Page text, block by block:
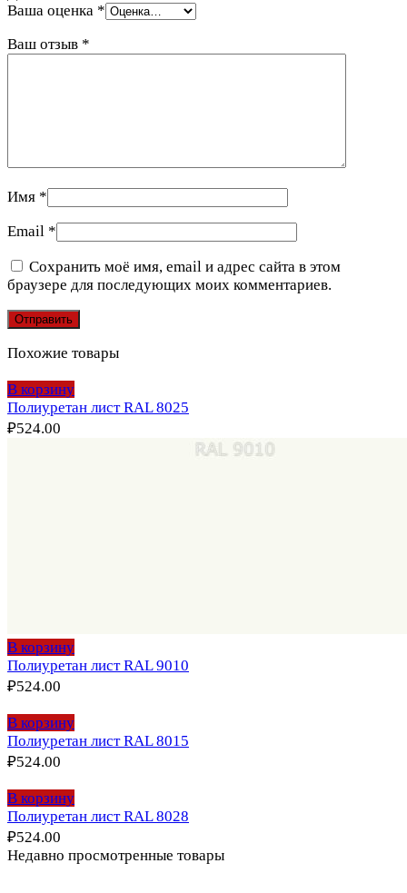
Ваша оценка *
Ваш отзыв *
Имя *
Email *
Сохранить моё имя, email и адрес сайта в этом
браузере для последующих моих комментариев.
Похожие товары
В корзину
Полиуретан лист RAL 8025
₽524.00
В корзину
Полиуретан лист RAL 9010
₽524.00
В корзину
Полиуретан лист RAL 8015
₽524.00
В корзину
Полиуретан лист RAL 8028
₽524.00
Недавно просмотренные товары